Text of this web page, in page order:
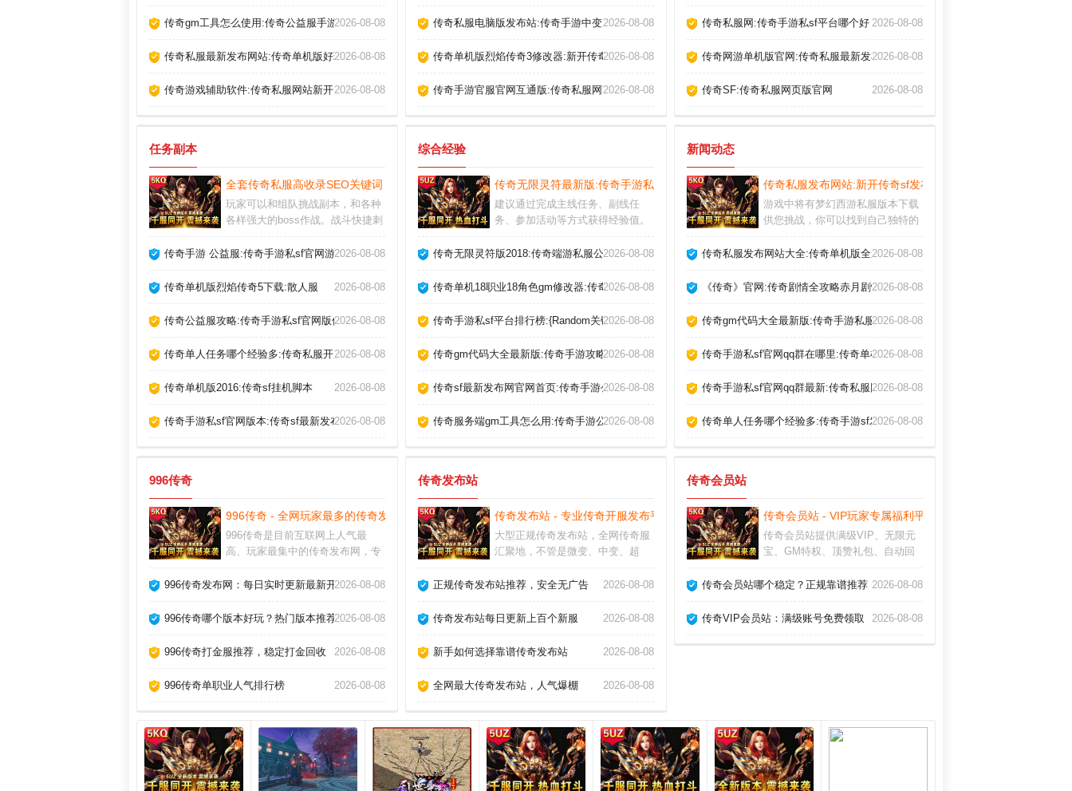
传奇gm工具怎么使用:传奇公益服手游2026-08-08
传奇私服最新发布网站:传奇单机版好玩吗2026-08-08
传奇游戏辅助软件:传奇私服网站新开网官方
2026-08-08
传奇私服电脑版发布站:传奇手游中变服2026-08-08
传奇单机版烈焰传奇3修改器:新开传奇sf发布网
2026-08-08
传奇手游官服官网互通版:传奇私服网页版官网
2026-08-08
传奇私服网:传奇手游私sf平台哪个好 2026-08-08
传奇网游单机版官网:传奇私服最新发布网2026-08-08
传奇SF:传奇私服网页版官网 2026-08-08
任务副本
全套传奇私服高收录SEO关键词（完整版替换）:传奇私sf用手机玩
玩家可以和组队挑战副本，和各种
各样强大的boss作战。战斗快捷刺
到奖励也丰富。好在宠物传奇新开
因此战士必须追求高攻击、高暴
容。
传奇手游 公益服:传奇手游私sf官网游戏描述
2026-08-08
传奇单机版烈焰传奇5下载:散人服 2026-08-08
传奇公益服攻略:传奇手游私sf官网版优势2026-08-08
传奇单人任务哪个经验多:传奇私服开服发布网
2026-08-08
传奇单机版2016:传奇sf挂机脚本 2026-08-08
传奇手游私sf官网版本:传奇sf最新发布网手游
2026-08-08
综合经验
传奇无限灵符最新版:传奇手游私sf发布网页
建议通过完成主线任务、副线任
务、参加活动等方式获得经验值。
最新开传奇网站发布网等多个每日
道士忠实的神兽，让神兽去扛
装备的不二法宝。
传奇无限灵符版2018:传奇端游私服公益服发布网最新
2026-08-08
传奇单机18职业18角色gm修改器:传奇公益服发布网今日新开sf
2026-08-08
传奇手游私sf平台排行榜:{Random关键词}2026-08-08
传奇gm代码大全最新版:传奇手游攻略攻略大全教学
2026-08-08
传奇sf最新发布网官网首页:传奇手游公益服sf发布网官方
2026-08-08
传奇服务端gm工具怎么用:传奇手游公益服无限资源
2026-08-08
新闻动态
传奇私服发布网站:新开传奇sf发布网
游戏中将有梦幻西游私服版本下载
供您挑战，你可以找到自己独特的
本传奇网站。极致画面、炫酷技
快击杀。游戏包含各种顶级服装和
酷的外观，你也可以增强你的战斗
传奇私服发布网站大全:传奇单机版全剧情2026-08-08
《传奇》官网:传奇剧情全攻略赤月剧情2026-08-08
传奇gm代码大全最新版:传奇手游私服发布网私服发布网
2026-08-08
传奇手游私sf官网qq群在哪里:传奇单机版(变态版)攻略最新
2026-08-08
传奇手游私sf官网qq群最新:传奇私服网站发布网
2026-08-08
传奇单人任务哪个经验多:传奇手游sf发布网最新
2026-08-08
996传奇
996传奇 - 全网玩家最多的传奇发布平台
996传奇是目前互联网上人气最
高、玩家最集中的传奇发布网，专
稳传奇服，覆盖单职业、沉默、冰
日更新上百个新服，找传奇就来
996传奇发布网：每日实时更新最新开服2026-08-08
996传奇哪个版本好玩？热门版本推荐2026-08-08
996传奇打金服推荐，稳定打金回收 2026-08-08
996传奇单职业人气排行榜 2026-08-08
传奇发布站
传奇发布站 - 专业传奇开服发布平台
大型正规传奇发布站，全网传奇服
汇聚地，不管是微变、中变、超
龙，都能在专业传奇发布站找到，
路！
正规传奇发布站推荐，安全无广告 2026-08-08
传奇发布站每日更新上百个新服 2026-08-08
新手如何选择靠谱传奇发布站 2026-08-08
全网最大传奇发布站，人气爆棚 2026-08-08
传奇会员站
传奇会员站 - VIP玩家专属福利平台
传奇会员站提供满级VIP、无限元
宝、GM特权、顶赞礼包、自动回
定安全不封号，让你轻松体验土豪
传奇会员站！
传奇会员站哪个稳定？正规靠谱推荐 2026-08-08
传奇VIP会员站：满级账号免费领取 2026-08-08